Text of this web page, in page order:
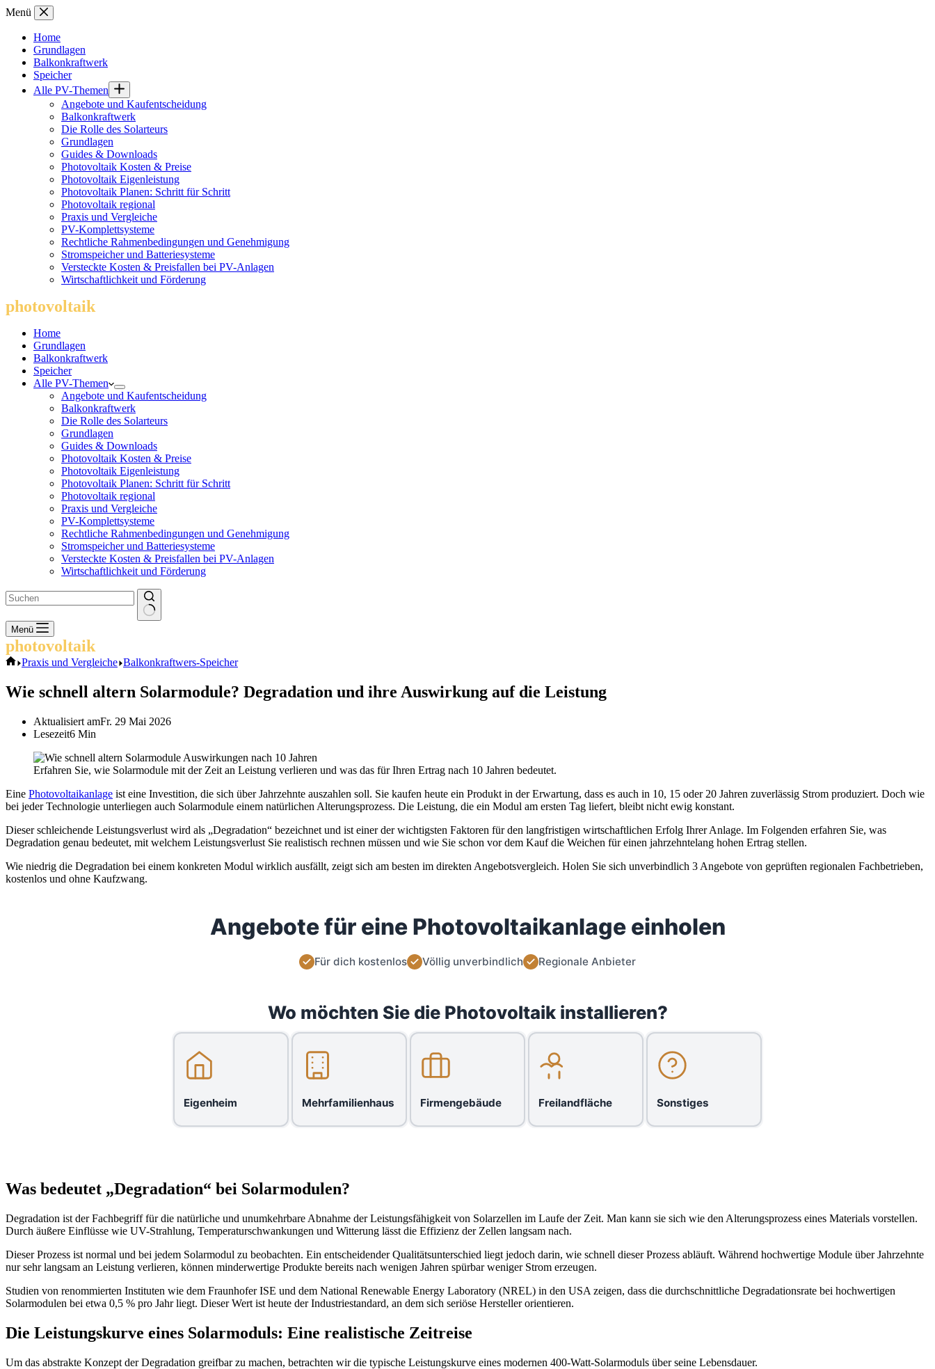
Zum
springen
Menü
Home
Grundlagen
Balkonkraftwerk
Speicher
Alle PV-Themen
Angebote und Kaufentscheidung
Balkonkraftwerk
Die Rolle des Solarteurs
Grundlagen
Guides & Downloads
Photovoltaik Kosten & Preise
Photovoltaik Eigenleistung
Photovoltaik Planen: Schritt für Schritt
Photovoltaik regional
Praxis und Vergleiche
PV-Komplettsysteme
Rechtliche Rahmenbedingungen und Genehmigung
Stromspeicher und Batteriesysteme
Versteckte Kosten & Preisfallen bei PV-Anlagen
Wirtschaftlichkeit und Förderung
photovoltaik
Home
Grundlagen
Balkonkraftwerk
Speicher
Alle PV-Themen
Angebote und Kaufentscheidung
Balkonkraftwerk
Die Rolle des Solarteurs
Grundlagen
Guides & Downloads
Photovoltaik Kosten & Preise
Photovoltaik Eigenleistung
Photovoltaik Planen: Schritt für Schritt
Photovoltaik regional
Praxis und Vergleiche
PV-Komplettsysteme
Rechtliche Rahmenbedingungen und Genehmigung
Stromspeicher und Batteriesysteme
Versteckte Kosten & Preisfallen bei PV-Anlagen
Wirtschaftlichkeit und Förderung
Keine
Ergebnisse
Menü
photovoltaik
Start
Praxis und Vergleiche Balkonkraftwers-Speicher
Wie schnell altern Solarmodule? Degradation und ihre Auswirkung auf die Leistung
Aktualisiert amFr. 29 Mai 2026
Lesezeit6 Min
Erfahren Sie, wie Solarmodule mit der Zeit an Leistung verlieren und was das für Ihren Ertrag nach 10 Jahren bedeutet.
Eine Photovoltaikanlage ist eine Investition, die sich über Jahrzehnte auszahlen soll. Sie kaufen heute ein Produkt in der Erwartung, dass es auch in 10, 15 oder 20 Jahren zuverlässig Strom produziert. Doch wie
bei jeder Technologie unterliegen auch Solarmodule einem natürlichen Alterungsprozess. Die Leistung, die ein Modul am ersten Tag liefert, bleibt nicht ewig konstant.
Dieser schleichende Leistungsverlust wird als „Degradation“ bezeichnet und ist einer der wichtigsten Faktoren für den langfristigen wirtschaftlichen Erfolg Ihrer Anlage. Im Folgenden erfahren Sie, was
Degradation genau bedeutet, mit welchem Leistungsverlust Sie realistisch rechnen müssen und wie Sie schon vor dem Kauf die Weichen für einen jahrzehntelang hohen Ertrag stellen.
Wie niedrig die Degradation bei einem konkreten Modul wirklich ausfällt, zeigt sich am besten im direkten Angebotsvergleich. Holen Sie sich unverbindlich 3 Angebote von geprüften regionalen Fachbetrieben,
kostenlos und ohne Kaufzwang.
Angebote für eine Photovoltaikanlage einholen
Für dich kostenlos Völlig unverbindlich Regionale Anbieter
Wo möchten Sie die Photovoltaik installieren?
Eigenheim Mehrfamilienhaus Firmengebäude Freilandfläche Sonstiges
Was bedeutet „Degradation“ bei Solarmodulen?
Degradation ist der Fachbegriff für die natürliche und unumkehrbare Abnahme der Leistungsfähigkeit von Solarzellen im Laufe der Zeit. Man kann sie sich wie den Alterungsprozess eines Materials vorstellen.
Durch äußere Einflüsse wie UV-Strahlung, Temperaturschwankungen und Witterung lässt die Effizienz der Zellen langsam nach.
Dieser Prozess ist normal und bei jedem Solarmodul zu beobachten. Ein entscheidender Qualitätsunterschied liegt jedoch darin, wie schnell dieser Prozess abläuft. Während hochwertige Module über Jahrzehnte
nur sehr langsam an Leistung verlieren, können minderwertige Produkte bereits nach wenigen Jahren spürbar weniger Strom erzeugen.
Studien von renommierten Instituten wie dem Fraunhofer ISE und dem National Renewable Energy Laboratory (NREL) in den USA zeigen, dass die durchschnittliche Degradationsrate bei hochwertigen
Solarmodulen bei etwa 0,5 % pro Jahr liegt. Dieser Wert ist heute der Industriestandard, an dem sich seriöse Hersteller orientieren.
Die Leistungskurve eines Solarmoduls: Eine realistische Zeitreise
Um das abstrakte Konzept der Degradation greifbar zu machen, betrachten wir die typische Leistungskurve eines modernen 400-Watt-Solarmoduls über seine Lebensdauer.